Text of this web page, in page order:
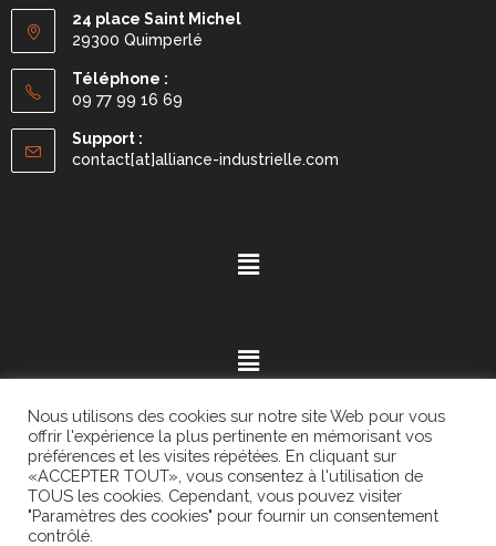
24 place Saint Michel
29300 Quimperlé
Téléphone :
09 77 99 16 69
Support :
contact[at]alliance-industrielle.com
Mention légales - ©2021.Alvaria. All Rights Reserved.
Nous utilisons des cookies sur notre site Web pour vous
offrir l'expérience la plus pertinente en mémorisant vos
préférences et les visites répétées. En cliquant sur
«ACCEPTER TOUT», vous consentez à l'utilisation de
TOUS les cookies. Cependant, vous pouvez visiter
"Paramètres des cookies" pour fournir un consentement
contrôlé.